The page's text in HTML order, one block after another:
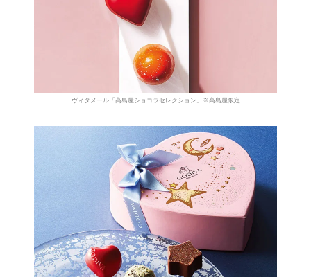
ヴィタメール「高島屋ショコラセレクション」※高島屋限定